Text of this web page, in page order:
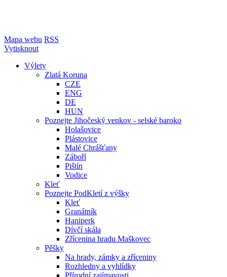
Mapa webu RSS
Vytisknout
Výlety
Zlatá Koruna
CZE
ENG
DE
HUN
Poznejte Jihočeský venkov - selské baroko
Holašovice
Plástovice
Malé Chrášťany
Záboří
Pištín
Vodice
Kleť
Poznejte PodKletí z výšky
Kleť
Granátník
Haniperk
Dívčí skála
Zřícenina hradu Maškovec
Pěšky
Na hrady, zámky a zříceniny
Rozhledny a vyhlídky
Přírodní zajímavosti